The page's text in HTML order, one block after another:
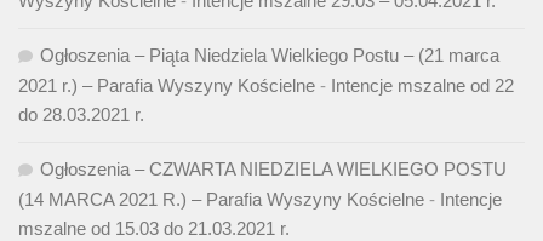
Ogłoszenia – Piąta Niedziela Wielkiego Postu – (21 marca
2021 r.) – Parafia Wyszyny Kościelne - Intencje mszalne od 22
do 28.03.2021 r.
Ogłoszenia – CZWARTA NIEDZIELA WIELKIEGO POSTU
(14 MARCA 2021 R.) – Parafia Wyszyny Kościelne - Intencje
mszalne od 15.03 do 21.03.2021 r.